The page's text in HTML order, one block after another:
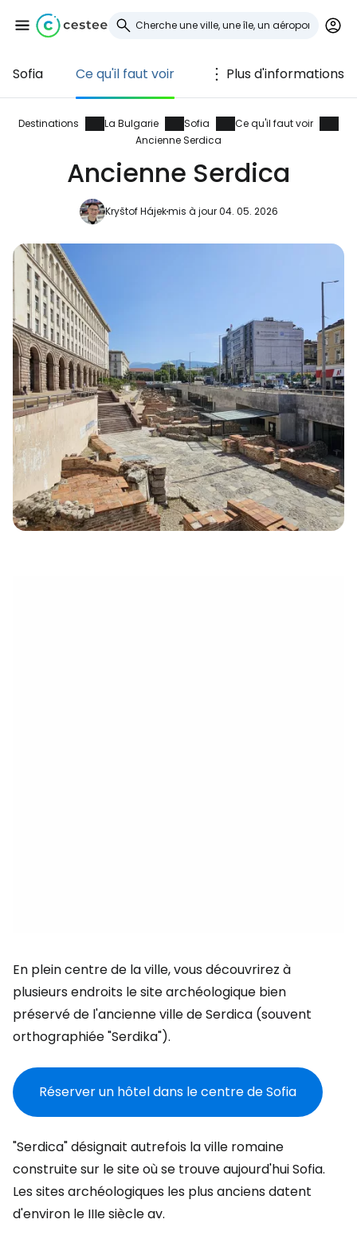
Sofia Ce qu'il faut voir Plus d'informations
Destinations La Bulgarie Sofia
Ce qu'il faut voir
Ancienne Serdica
Ancienne Serdica
Kryštof Hájekmis à jour 04. 05. 2026
En plein centre de la ville, vous découvrirez à
plusieurs endroits le site archéologique bien
préservé de l'ancienne ville de Serdica (souvent
orthographiée "Serdika").
Réserver un hôtel dans le centre de Sofia
"Serdica" désignait autrefois la ville romaine
construite sur le site où se trouve aujourd'hui Sofia.
Les sites archéologiques les plus anciens datent
d'environ le IIIe siècle av.
Se connecter à
Cestee
... la communauté mondiale des voyageurs
Continuer avec Google
Poursuivre avec le courrier
électronique